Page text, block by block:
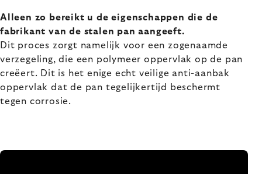
Alleen zo bereikt u de eigenschappen die de
fabrikant van de stalen pan aangeeft.
Dit proces zorgt namelijk voor een zogenaamde
verzegeling, die een polymeer oppervlak op de pan
creëert. Dit is het enige echt veilige anti-aanbak
oppervlak dat de pan tegelijkertijd beschermt
tegen corrosie.